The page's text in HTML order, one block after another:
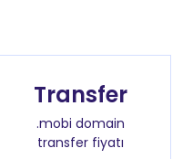
Transfer
.mobi domain
transfer fiyatı